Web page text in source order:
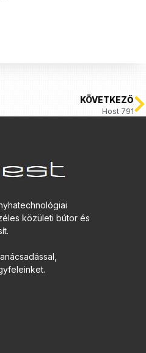
KÖVETKEZŐ
Host 791
közületi bútor és